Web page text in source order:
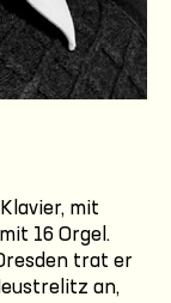
mit
16 Orgel.
trat er
an,